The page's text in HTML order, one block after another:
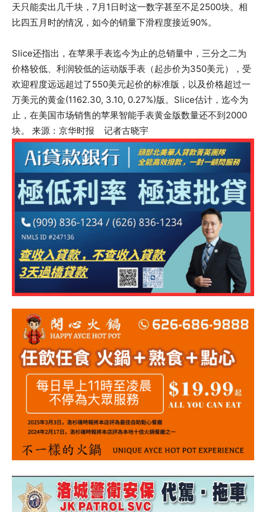
天只能卖出几千块，7月1日时这一数字甚至不足2500块。相
比四五月时的情况，如今的销量下滑程度接近90%。
Slice还指出，在苹果手表迄今为止的总销量中，三分之二为
价格较低、利润较低的运动版手表（起步价为350美元），受
欢迎程度远远超过了550美元起价的标准版，以及价格超过一
万美元的黄金(1162.30, 3.10, 0.27%)版。Slice估计，迄今为
止，在美国市场销售的苹果智能手表黄金版数量还不到2000
块。 来源：京华时报  记者古晓宇